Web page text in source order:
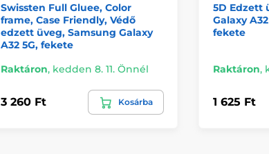
Swissten Full Gluee, Color
frame, Case Friendly, Védő
edzett üveg, Samsung Galaxy
A32 5G, fekete
Raktáron, kedden 8. 11. Önnél
3 260 Ft Kosárba
5D Edzett
Galaxy
fekete
Raktáron,
1 625 Ft